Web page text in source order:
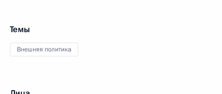
Темы
Внешняя политика